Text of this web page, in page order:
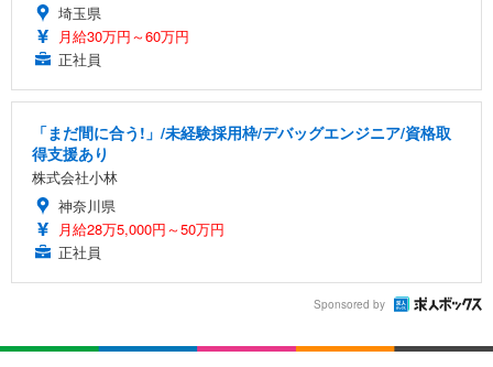
埼玉県
月給30万円～60万円
正社員
「まだ間に合う!」/未経験採用枠/デバッグエンジニア/資格取
得支援あり
株式会社小林
神奈川県
月給28万5,000円～50万円
正社員
Sponsored by